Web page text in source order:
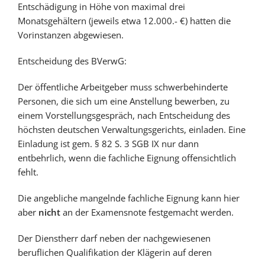
Entschädigung in Höhe von maximal drei
Monatsgehältern (jeweils etwa 12.000.- €) hatten die
Vorinstanzen abgewiesen.
Entscheidung des BVerwG:
Der öffentliche Arbeitgeber muss schwerbehinderte
Personen, die sich um eine Anstellung bewerben, zu
einem Vorstellungsgespräch, nach Entscheidung des
höchsten deutschen Verwaltungsgerichts, einladen. Eine
Einladung ist gem. § 82 S. 3 SGB IX nur dann
entbehrlich, wenn die fachliche Eignung offensichtlich
fehlt.
Die angebliche mangelnde fachliche Eignung kann hier
aber nicht an der Examensnote festgemacht werden.
Der Dienstherr darf neben der nachgewiesenen
beruflichen Qualifikation der Klägerin auf deren